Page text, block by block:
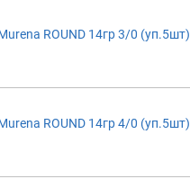
ROUND 14гр 3/0 (уп.5шт)
ROUND 14гр 4/0 (уп.5шт)